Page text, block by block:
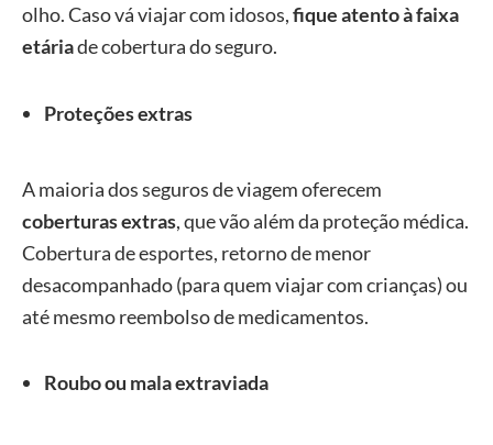
olho. Caso vá viajar com idosos,fique atento à faixa
etáriade cobertura do seguro.
Proteções extras
A maioria dos seguros de viagem oferecem
coberturas extras, que vão além da proteção médica.
Cobertura de esportes, retorno de menor
desacompanhado (para quem viajar com crianças) ou
até mesmo reembolso de medicamentos.
Roubo ou mala extraviada